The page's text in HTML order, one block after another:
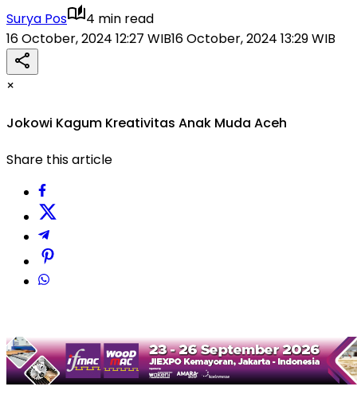
Surya Pos
4 min read
16 October, 2024 12:27 WIB16 October, 2024 13:29 WIB
×
Jokowi Kagum Kreativitas Anak Muda Aceh
Share this article